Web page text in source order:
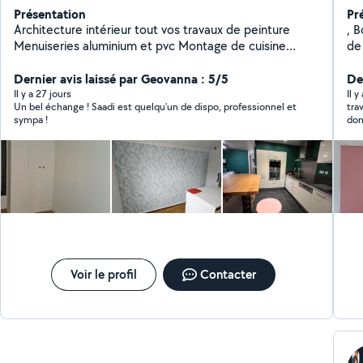
Présentation
Architecture intérieur tout vos travaux de peinture
Menuiseries aluminium et pvc Montage de cuisine
Dernier avis laissé par Geovanna : 5/5
Il y a 27 jours
Un bel échange ! Saadi est quelqu'un de dispo, professionnel et
sympa !
Voir le profil Contacter
,
Carrelage -
-
Il y